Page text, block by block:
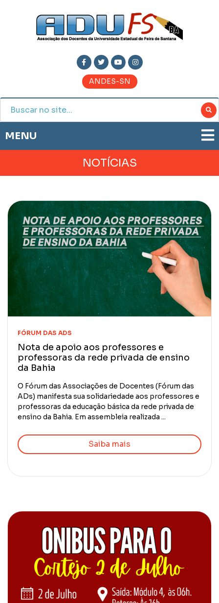
ANDES-SN
MENU
HISTÓRIA
LEGISLAÇÃO
NOTAS PUBLICADAS
JURÍDICO
PRESTAÇÃO DE CONTAS
JORNAL ADUFS
CONTATO
FILIE-SE
NOTÍCIAS
FÓRUM DAS ADS
Nota de apoio aos professores e
professoras da rede privada de ensino
da Bahia
O Fórum das Associações de Docentes (Fórum das
ADs) manifesta sua solidariedade aos professores e
professoras da educação básica da rede privada de
ensino da Bahia. Em assembleia realizada ...
Saiba mais